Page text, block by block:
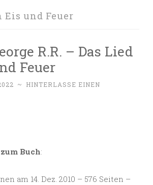
Eis und Feuer
R.R. – Das Lied
Feuer
~
HINTERLASSE EINEN
Buch:
am 14. Dez. 2010 – 576 Seiten –